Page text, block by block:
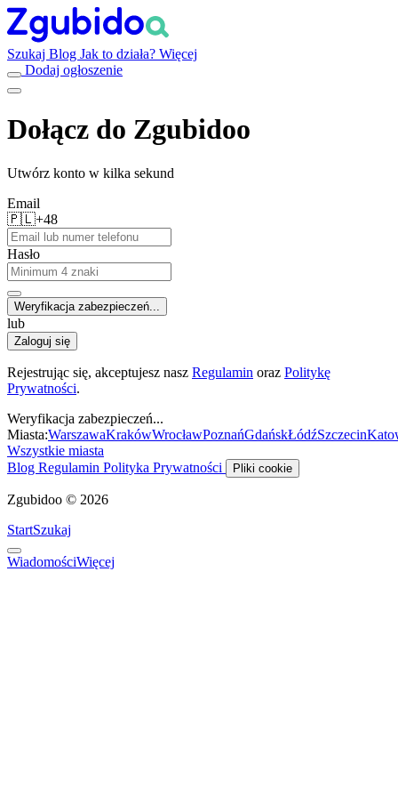
Szukaj Blog Jak to działa? Więcej
Dodaj ogłoszenie
Dołącz do Zgubidoo
Utwórz konto w kilka sekund
Email
🇵🇱+48
Hasło
Weryfikacja zabezpieczeń...
lub
Zaloguj się
Rejestrując się, akceptujesz nasz Regulamin oraz Politykę
Prywatności.
Weryfikacja zabezpieczeń...
Miasta:WarszawaKrakówWrocławPoznańGdańskŁódźSzczecin
Wszystkie miasta
Blog Regulamin Polityka Prywatności Pliki cookie
Zgubidoo © 2026
StartSzukaj
WiadomościWięcej